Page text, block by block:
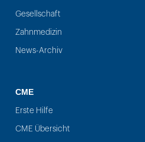
Gesellschaft
Zahnmedizin
News-Archiv
CME
Erste Hilfe
CME Übersicht